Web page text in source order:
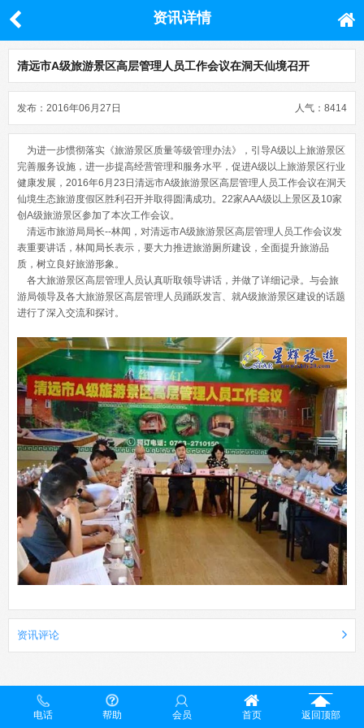
资讯详情
清远市A级旅游景区高层管理人员工作会议在洞天仙境召开
人气：8414
发布：2016年06月27日
为进一步惯彻落实《旅游景区质量等级管理办法》，引导A级以上旅游景区
完善服务设施，进一步提高经营管理和服务水平，促进A级以上旅游景区行业
健康发展，2016年6月23日清远市A级旅游景区高层管理人员工作会议在洞天
仙境生态旅游度假区胜利召开并取得圆满成功。22家AAA级以上景区及10家
创A级旅游景区参加了本次工作会议。
清远市旅游局局长--林闻，对清远市A级旅游景区高层管理人员工作会议发
表重要讲话，林闻局长表示，要大力推进旅游厕所建设，全面提升旅游品
质，树立良好旅游形象。
各大旅游景区高层管理人员认真听取领导讲话，并做了详细记录。与会旅
游局领导及各大旅游景区高层管理人员踊跃发言、就A级旅游景区建设的话题
进行了深入交流和探讨。
资讯评论
电话 帮助 会员 首页 返回顶部